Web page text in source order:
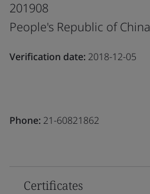
201908
People's Republic of China
Verification date: 2018-12-05
Phone: 21-60821862
Certificates